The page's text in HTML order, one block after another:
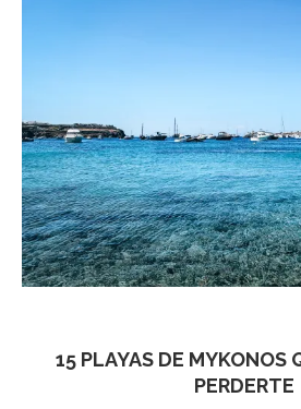
15 PLAYAS DE MYKONOS
PERDERTE